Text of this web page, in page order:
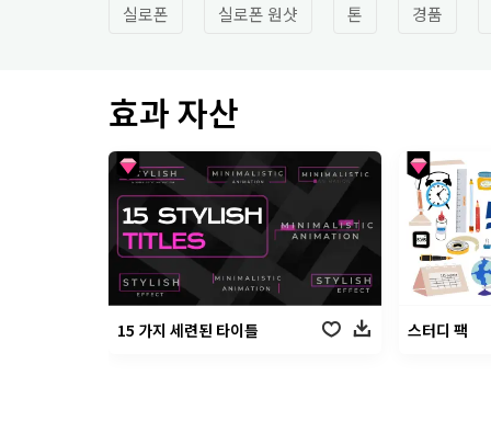
실로폰 실로폰 원샷 톤 경품
효과 자산
15 가지 세련된 타이틀 스터디 팩